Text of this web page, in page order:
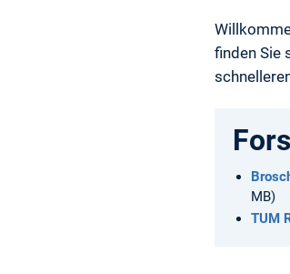
finden Sie
MB)
TUM